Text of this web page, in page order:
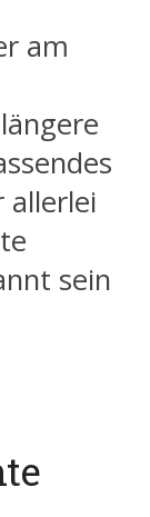
am
allerlei
sein